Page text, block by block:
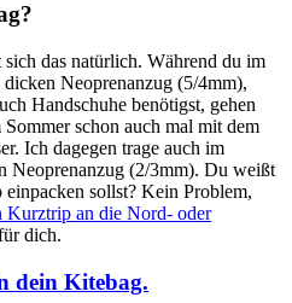
sich das natürlich. Während du im
Neoprenanzug (5/4mm),
Handschuhe benötigst, gehen
schon auch mal mit dem
Ich dagegen trage auch im
Neoprenanzug (2/3mm). Du weißt
sollst? Kein Problem,
Kurztrip an die Nord- oder
dich.